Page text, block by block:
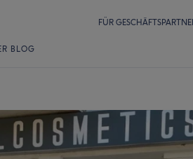
FÜR
BLOG